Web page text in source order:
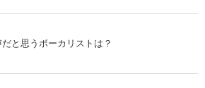
と思うボーカリストは？